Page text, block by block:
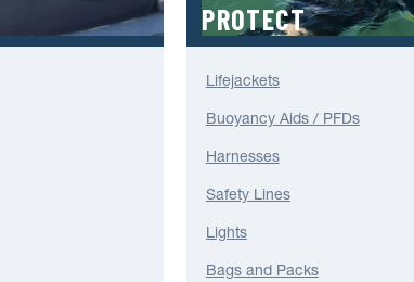
PROTECT
Lifejackets
Buoyancy Aids / PFDs
Harnesses
Safety Lines
Lights
Bags and Packs